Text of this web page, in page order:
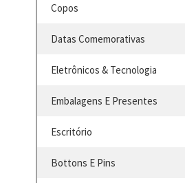
Copos
Datas Comemorativas
Eletrônicos & Tecnologia
Embalagens E Presentes
Escritório
Bottons E Pins